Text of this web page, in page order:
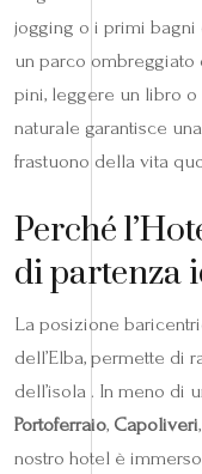
jogging o i primi bagni
un parco ombreggiato
pini, leggere un libro
naturale garantisce
frastuono della vita
Perché
di partenza
La posizione
dell’Elba, permette di
dell’isola . In meno di
Portoferraio, Capoliveri,
nostro hotel è